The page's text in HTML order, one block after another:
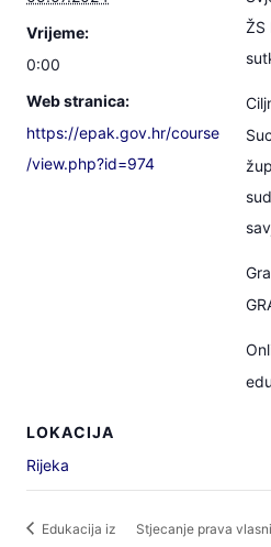
Vrijeme:
0:00
Web stranica:
https://epak.gov.hr/course
/view.php?id=974
LOKACIJA
Rijeka
ŽS
Edukacija iz
Stjecanje prava